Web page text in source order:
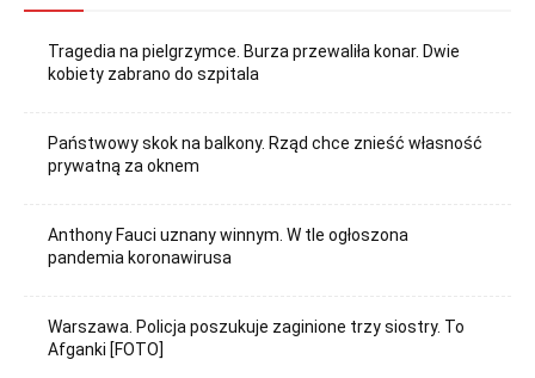
Tragedia na pielgrzymce. Burza przewaliła konar. Dwie
kobiety zabrano do szpitala
Państwowy skok na balkony. Rząd chce znieść własność
prywatną za oknem
Anthony Fauci uznany winnym. W tle ogłoszona
pandemia koronawirusa
Warszawa. Policja poszukuje zaginione trzy siostry. To
Afganki [FOTO]